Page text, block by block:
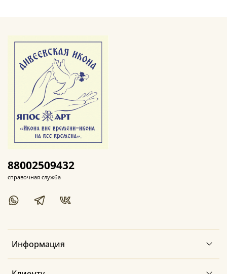
Информация
88002509432
справочная служба